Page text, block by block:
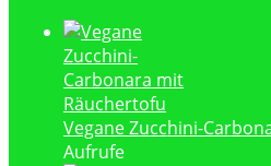
Vegane Zucchini-
Aufrufe